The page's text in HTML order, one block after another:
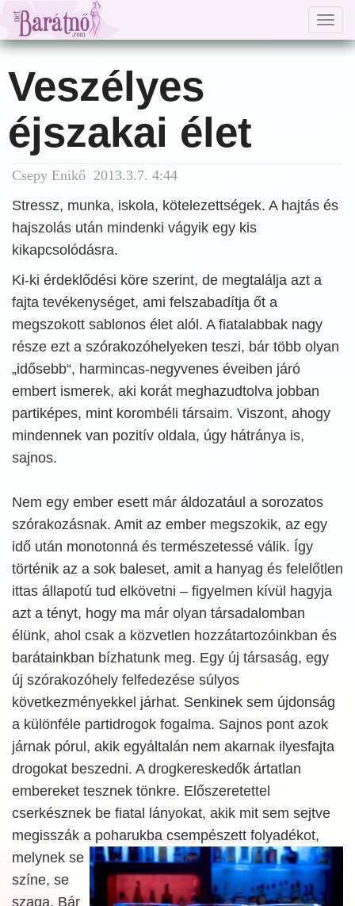
Veszélyes
éjszakai élet
Csepy Enikő 2013.3.7. 4:44
Stressz, munka, iskola, kötelezettségek. A hajtás és
hajszolás után mindenki vágyik egy kis
kikapcsolódásra.
Ki-ki érdeklődési köre szerint, de megtalálja azt a
fajta tevékenységet, ami felszabadítja őt a
megszokott sablonos élet alól. A fiatalabbak nagy
része ezt a szórakozóhelyeken teszi, bár több olyan
„idősebb“, harmincas-negyvenes éveiben járó
embert ismerek, aki korát meghazudtolva jobban
partiképes, mint korombéli társaim. Viszont, ahogy
mindennek van pozitív oldala, úgy hátránya is,
sajnos.
Nem egy ember esett már áldozatául a sorozatos
szórakozásnak. Amit az ember megszokik, az egy
idő után monotonná és természetessé válik. Így
történik az a sok baleset, amit a hanyag és felelőtlen
ittas állapotú tud elkövetni – figyelmen kívül hagyja
azt a tényt, hogy ma már olyan társadalomban
élünk, ahol csak a közvetlen hozzátartozóinkban és
barátainkban bízhatunk meg. Egy új társaság, egy
új szórakozóhely felfedezése súlyos
következményekkel járhat. Senkinek sem újdonság
a különféle partidrogok fogalma. Sajnos pont azok
járnak pórul, akik egyáltalán nem akarnak ilyesfajta
drogokat beszedni. A drogkereskedők ártatlan
embereket tesznek tönkre. Előszeretettel
cserkésznek be fiatal lányokat, akik mit sem sejtve
megisszák a poharukba csempészett folyadékot,
melynek se
színe, se
szaga. Bár